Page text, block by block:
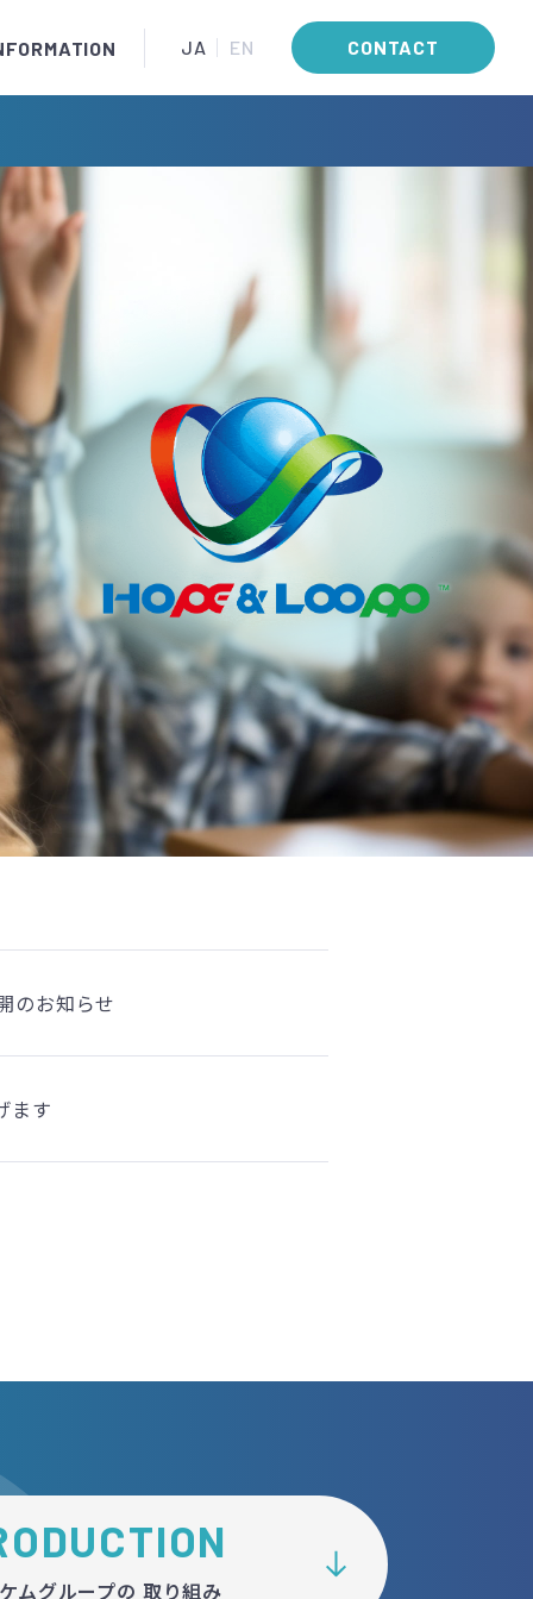
JA EN CONTACT
のお知らせ
ます
ムグループの 取り組み